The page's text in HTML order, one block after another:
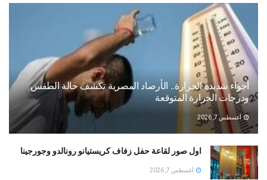
أجواء شديدة الحرارة.. الأرصاد المصرية تكشف حالة الطقس
ودرجات الحرارة المتوقعة
أغسطس 7, 2026
اول صور لقاعة حفل زفاف كريستيانو رونالدو وجورجينا
أغسطس 7, 2026